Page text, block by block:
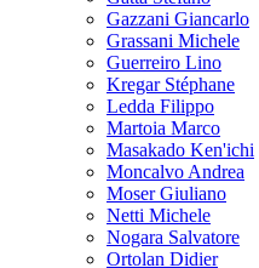
Gazzani Giancarlo
Grassani Michele
Guerreiro Lino
Kregar Stéphane
Ledda Filippo
Martoia Marco
Masakado Ken'ichi
Moncalvo Andrea
Moser Giuliano
Netti Michele
Nogara Salvatore
Ortolan Didier